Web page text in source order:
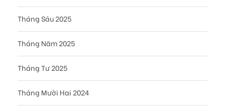
Tháng Sáu 2025
Tháng Năm 2025
Tháng Tư 2025
Tháng Mười Hai 2024